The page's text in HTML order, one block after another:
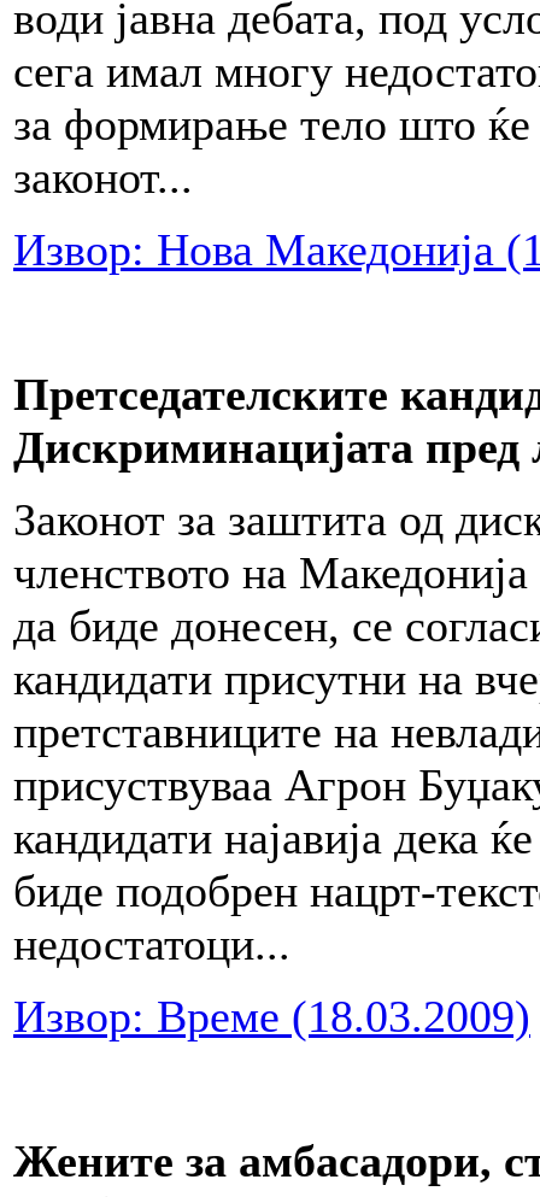
води јавна дебата, под
сега имал многу
за формирање тело што ќе
законот...
Извор: Нова Македонија
Претседателските
Дискриминацијата пред
Законот за заштита од
членството на
да биде донесен, се
кандидати присутни на
претставниците на
присуствуваа Агрон
кандидати најавија дека
биде подобрен нацрт-
недостатоци...
Извор: Време (18.03.2009)
Жените за амбасадори,